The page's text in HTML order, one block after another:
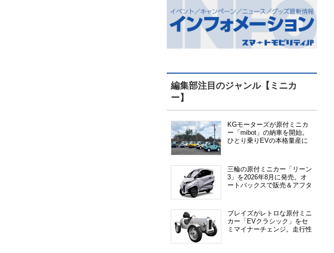
編集部注目のジャンル【ミニカ
ー】
KGモーターズが原付ミニカ
ー「mibot」の納車を開始。
ひとり乗りEVの本格量産に
三輪の原付ミニカー「リーン
3」を2026年8月に発売。オ
ートバックスで販売＆アフタ
ブレイズがレトロな原付ミニ
カー「EVクラシック」をセ
ミマイナーチェンジ。走行性